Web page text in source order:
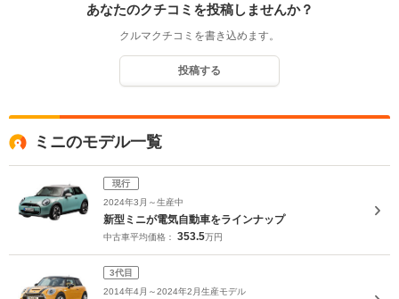
あなたのクチコミを投稿しませんか？
クルマクチコミを書き込めます。
投稿する
ミニのモデル一覧
現行
2024年3月～生産中
新型ミニが電気自動車をラインナップ
中古車平均価格： 353.5万円
3代目
2014年4月～2024年2月生産モデル